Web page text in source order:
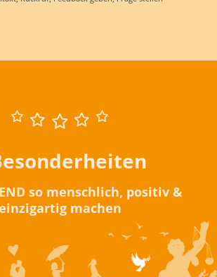
so menschlich, positiv &
machen